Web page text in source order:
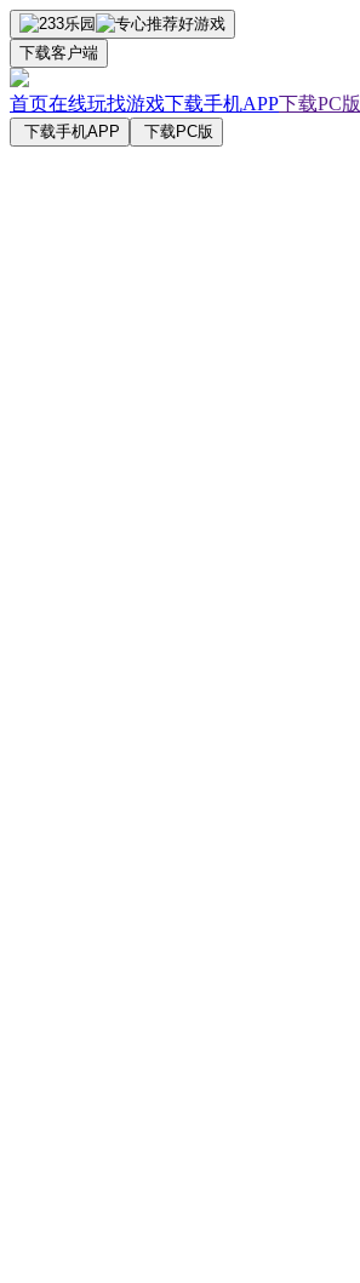
下载客户端
首页在线玩找游戏下载手机APP下载PC版
下载手机APP 下载PC版